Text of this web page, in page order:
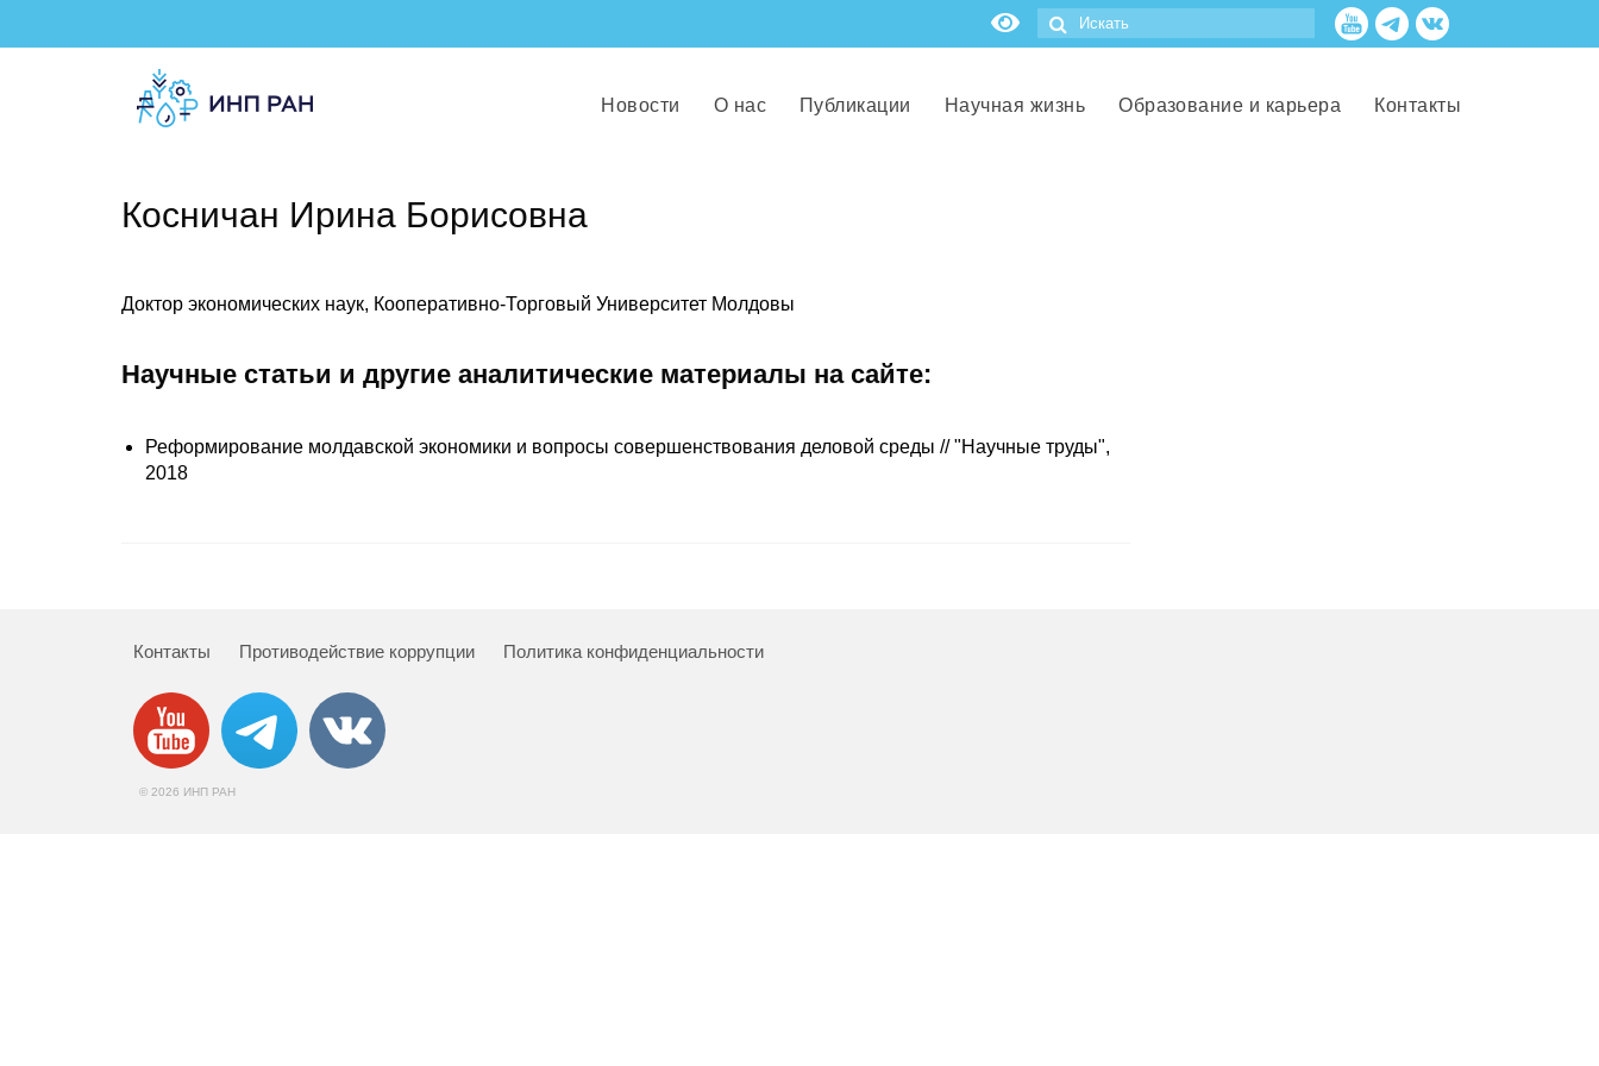
Новости О нас Публикации Научная жизнь Образование и карьера Контакты
Косничан Ирина Борисовна
Доктор экономических наук, Кооперативно-Торговый Университет Молдовы
Научные статьи и другие аналитические материалы на сайте:
Реформирование молдавской экономики и вопросы совершенствования деловой среды // "Научные труды",
2018
Контакты Противодействие коррупции Политика конфиденциальности
© 2026 ИНП РАН